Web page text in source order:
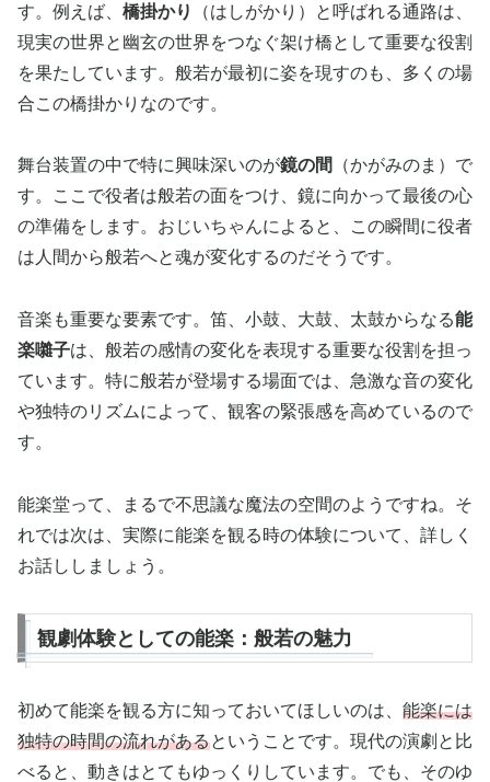
す。例えば、 橋掛かり
（はしがかり）と呼ばれる通路は、
現実の世界と幽玄の世界をつなぐ架け橋として重要な役割
を果たしています。般若が最初に姿を現すのも、多くの場
合この橋掛かりなのです。
舞台装置の中で特に興味深いのが鏡の間
（かがみのま）で
す。ここで役者は般若の面をつけ、鏡に向かって最後の心
の準備をします。おじいちゃんによると、この瞬間に役者
は人間から般若へと魂が変化するのだそうです。
音楽も重要な要素です。笛、小鼓、大鼓、太鼓からなる能
楽囃子は、般若の感情の変化を表現する重要な役割を担っ
ています。特に般若が登場する場面では、急激な音の変化
や独特のリズムによって、観客の緊張感を高めているので
す。
能楽堂って、まるで不思議な魔法の空間のようですね。そ
れでは次は、実際に能楽を観る時の体験について、詳しく
お話ししましょう。
観劇体験としての能楽：般若の魅力
初めて能楽を観る方に知っておいてほしいのは、 能楽には
独特の時間の流れがあるということです。現代の演劇と比
べると、動きはとてもゆっくりしています。でも、そのゆ